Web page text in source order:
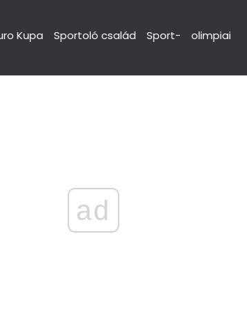
Kupa Sportoló család Sport- olimpiai
ad